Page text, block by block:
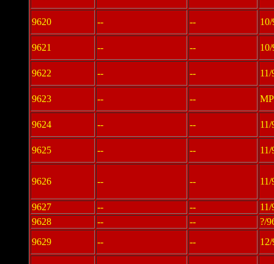
9620 -- --
9621 -- --
9622 -- -- 11/
9623 -- --
9624 -- -- 11/
9625 -- -- 11/
9626 -- -- 11/
9627 -- --
11/
9628
-- --
?/
9629
-- --